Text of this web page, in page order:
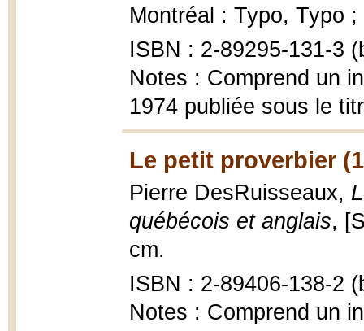
Montréal : Typo, Typo
ISBN : 2-89295-131-3
Notes : Comprend un
1974 publiée sous le
Le petit proverbier
Pierre DesRuisseaux,
québécois et anglais,
cm.
ISBN : 2-89406-138-2
Notes : Comprend un